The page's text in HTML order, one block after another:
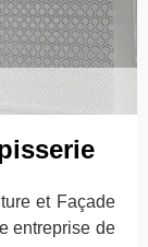
et Façade
entreprise de